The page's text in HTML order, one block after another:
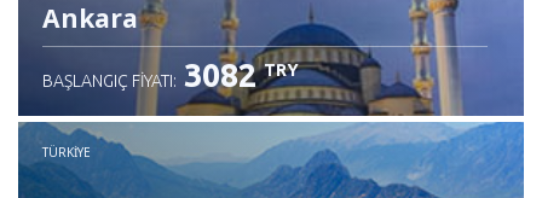
Ankara
BAŞLANGIÇ FIYATI: 3082 TRY
TÜRKIYE